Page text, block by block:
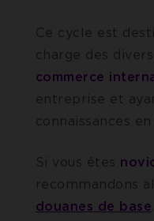
Ce cycle est
charge des
commerce
entreprise et
connaissances en
Si vous êtes
recommandons
douanes de base